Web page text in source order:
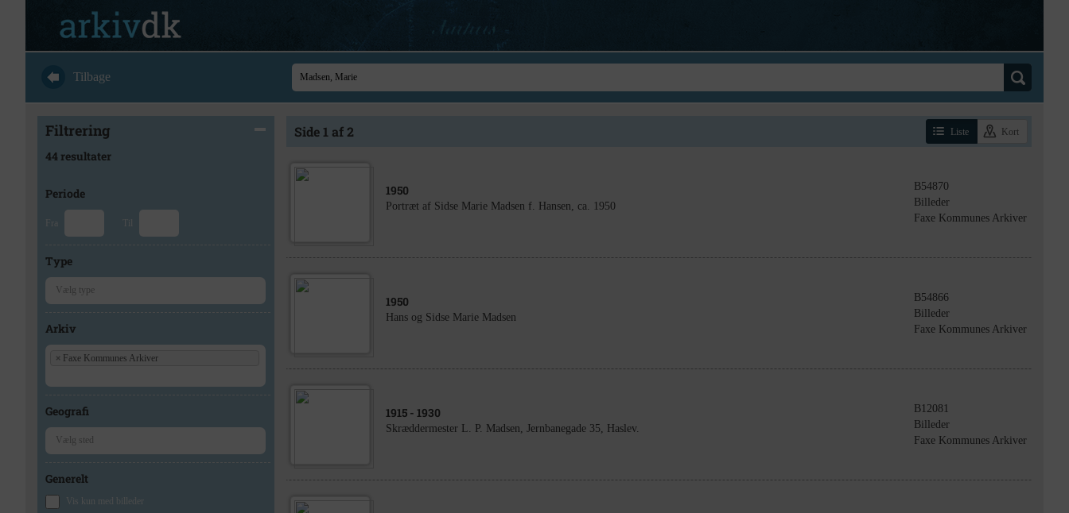
Tilbage
Filtrering
44 resultater
Periode
Fra Til
Type
Arkiv
× Faxe Kommunes Arkiver
Geografi
Generelt
Vis kun med billeder
Side 1 af 2 Liste Kort
1950
Portræt af Sidse Marie Madsen f. Hansen, ca. 1950
B54870
Billeder
Faxe Kommunes Arkiver
1950
Hans og Sidse Marie Madsen
B54866
Billeder
Faxe Kommunes Arkiver
1915 - 1930
Skræddermester L. P. Madsen, Jernbanegade 35, Haslev.
B12081
Billeder
Faxe Kommunes Arkiver